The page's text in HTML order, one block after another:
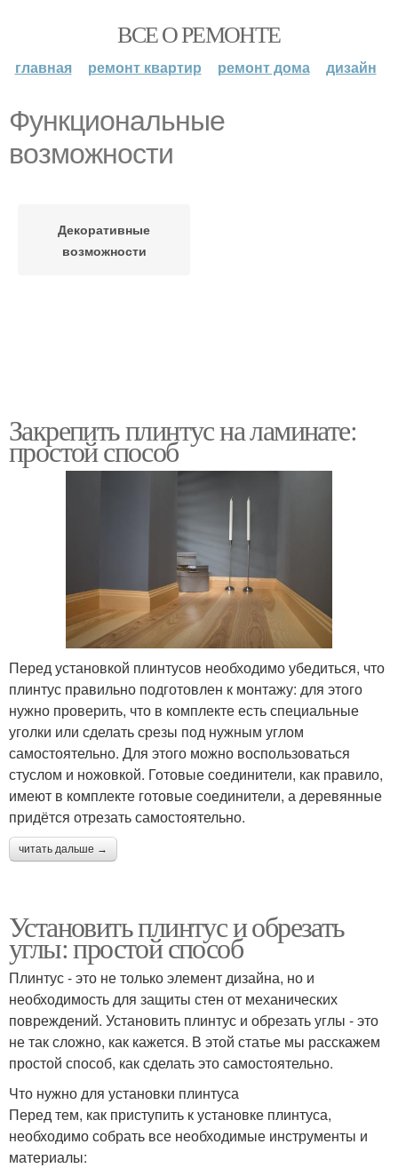
ВСЕ О РЕМОНТЕ
главная ремонт квартир ремонт дома дизайн
Функциональные
возможности
Декоративные
возможности
Закрепить плинтус на ламинате:
простой способ
Перед установкой плинтусов необходимо убедиться, что
плинтус правильно подготовлен к монтажу: для этого
нужно проверить, что в комплекте есть специальные
уголки или сделать срезы под нужным углом
самостоятельно. Для этого можно воспользоваться
стуслом и ножовкой. Готовые соединители, как правило,
имеют в комплекте готовые соединители, а деревянные
придётся отрезать самостоятельно.
читать дальше →
Установить плинтус и обрезать
углы: простой способ
Плинтус - это не только элемент дизайна, но и
необходимость для защиты стен от механических
повреждений. Установить плинтус и обрезать углы - это
не так сложно, как кажется. В этой статье мы расскажем
простой способ, как сделать это самостоятельно.
Что нужно для установки плинтуса
Перед тем, как приступить к установке плинтуса,
необходимо собрать все необходимые инструменты и
материалы: